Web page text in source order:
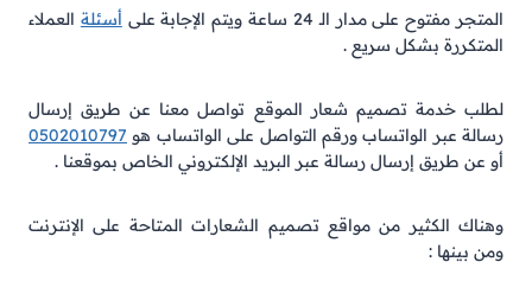
المتجر مفتوح على مدار الـ 24 ساعة ويتم الإجابة على أسئلة العملاء
المتكررة بشكل سريع .
لطلب خدمة تصميم شعار الموقع تواصل معنا عن طريق إرسال
رسالة عبر الواتساب ورقم التواصل على الواتساب هو 0502010797
أو عن طريق إرسال رسالة عبر البريد الإلكتروني الخاص بموقعنا .
وهناك الكثير من مواقع تصميم الشعارات المتاحة على الإنترنت
ومن بينها :